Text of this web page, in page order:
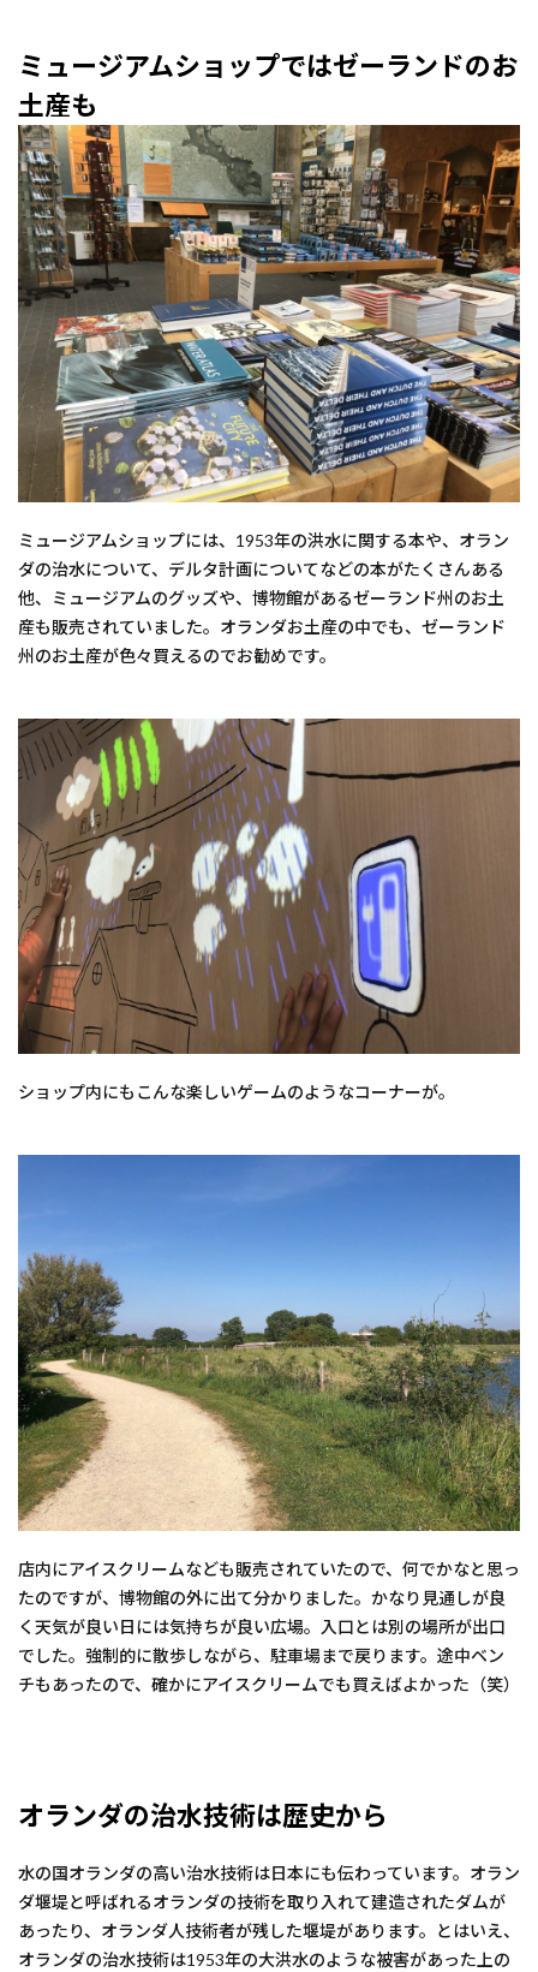
ミュージアムショップではゼーランドのお
土産も
ミュージアムショップには、1953年の洪水に関する本や、オラン
ダの治水について、デルタ計画についてなどの本がたくさんある
他、ミュージアムのグッズや、博物館があるゼーランド州のお土
産も販売されていました。オランダお土産の中でも、ゼーランド
州のお土産が色々買えるのでお勧めです。
ショップ内にもこんな楽しいゲームのようなコーナーが。
店内にアイスクリームなども販売されていたので、何でかなと思っ
たのですが、博物館の外に出て分かりました。かなり見通しが良
く天気が良い日には気持ちが良い広場。入口とは別の場所が出口
でした。強制的に散歩しながら、駐車場まで戻ります。途中ベン
チもあったので、確かにアイスクリームでも買えばよかった（笑）
オランダの治水技術は歴史から
水の国オランダの高い治水技術は日本にも伝わっています。オラン
ダ堰堤と呼ばれるオランダの技術を取り入れて建造されたダムが
あったり、オランダ人技術者が残した堰堤があります。とはいえ、
オランダの治水技術は1953年の大洪水のような被害があった上の